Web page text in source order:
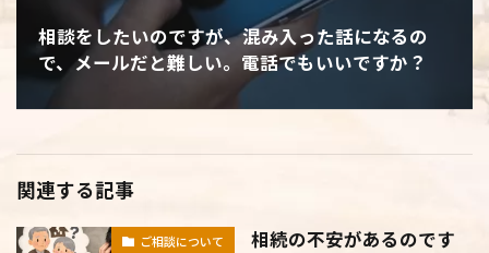
相談をしたいのですが、混み入った話になるの
で、メールだと難しい。電話でもいいですか？
関連する記事
ご相談について
相続の不安があるのです